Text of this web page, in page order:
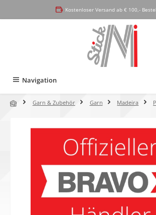
Kostenloser Versand ab € 100,-
Navigation
Garn & Zubehör Garn Madeira